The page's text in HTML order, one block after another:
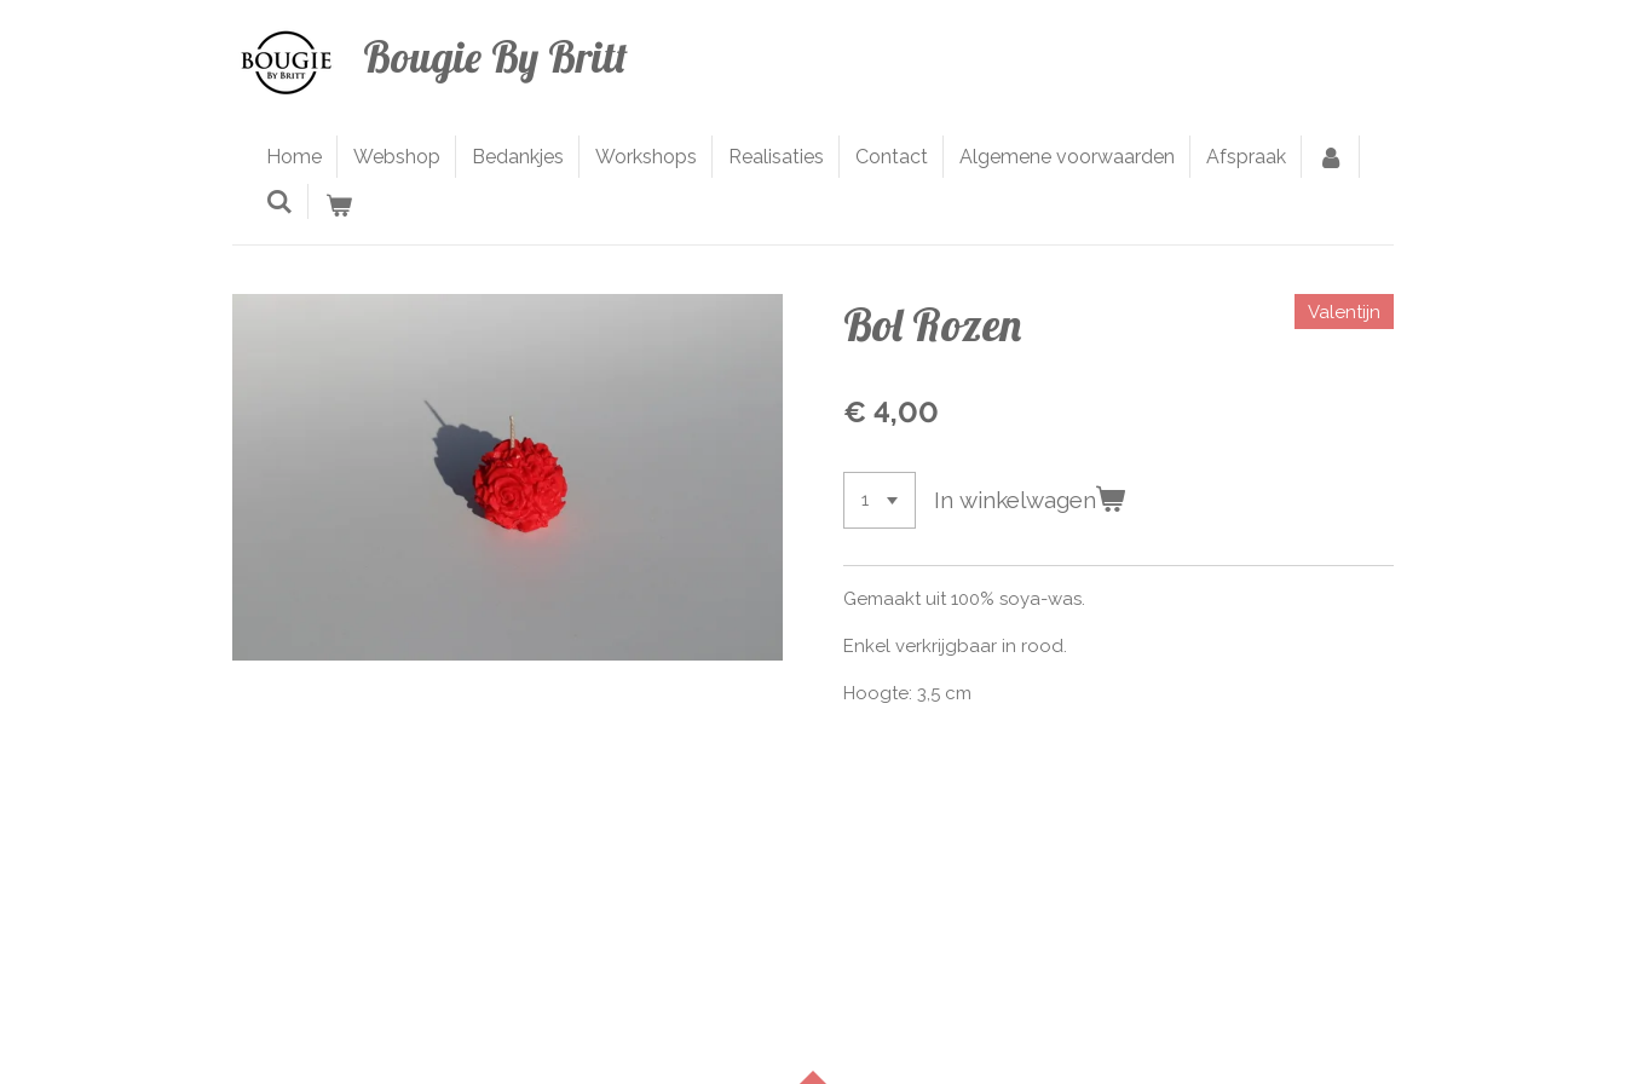
Bougie By Britt
Home Webshop Bedankjes Workshops Realisaties Contact Algemene voorwaarden Afspraak
Bol Rozen Valentijn
€ 4,00
In winkelwagen
Gemaakt uit 100% soya-was.
Enkel verkrijgbaar in rood.
Hoogte: 3,5 cm